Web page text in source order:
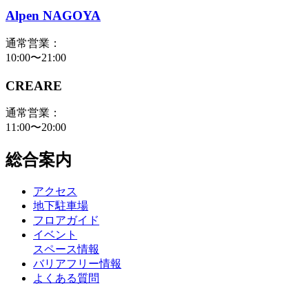
Alpen NAGOYA
通常営業：
10:00〜21:00
CREARE
通常営業：
11:00〜20:00
総合案内
アクセス
地下駐車場
フロアガイド
イベント
スペース情報
バリアフリー情報
よくある質問